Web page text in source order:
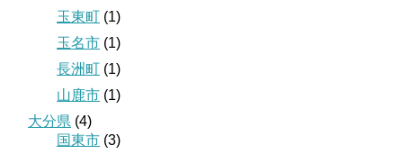
玉東町 (1)
玉名市 (1)
長洲町 (1)
山鹿市 (1)
大分県 (4)
国東市 (3)